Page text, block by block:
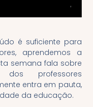
é suficiente para
aprendemos a
semana fala sobre
professores
entra em pauta,
da educação.